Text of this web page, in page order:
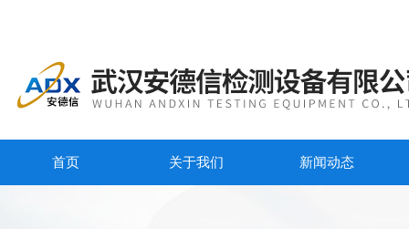
首页 关于我们 新闻动态